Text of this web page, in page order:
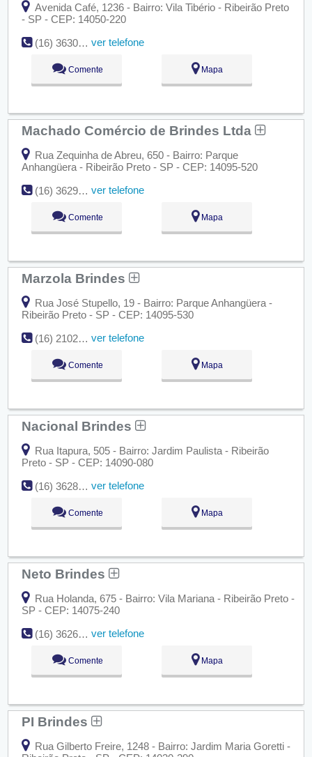
Avenida Café, 1236 - Bairro: Vila Tibério - Ribeirão Preto
- SP - CEP: 14050-220
(16) 3630-0535
ver telefone
Comente Mapa
Machado Comércio de Brindes Ltda
Rua Zequinha de Abreu, 650 - Bairro: Parque
Anhangüera - Ribeirão Preto - SP - CEP: 14095-520
(16) 3629-9090
ver telefone
Comente Mapa
Marzola Brindes
Rua José Stupello, 19 - Bairro: Parque Anhangüera -
Ribeirão Preto - SP - CEP: 14095-530
(16) 2102-0800
ver telefone
Comente Mapa
Nacional Brindes
Rua Itapura, 505 - Bairro: Jardim Paulista - Ribeirão
Preto - SP - CEP: 14090-080
(16) 3628-5861
ver telefone
Comente Mapa
Neto Brindes
Rua Holanda, 675 - Bairro: Vila Mariana - Ribeirão Preto -
SP - CEP: 14075-240
(16) 3626-1838
ver telefone
Comente Mapa
PI Brindes
Rua Gilberto Freire, 1248 - Bairro: Jardim Maria Goretti -